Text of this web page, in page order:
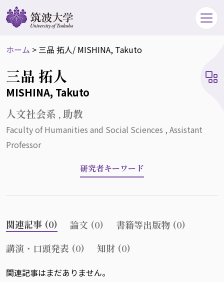
ホーム > 三品 拓人/ MISHINA, Takuto
三品 拓人
MISHINA, Takuto
人文社会系 , 助教
Faculty of Humanities and Social Sciences , Assistant
Professor
研究者キーワード
関連記事 (0) 論文 (0)
書籍等出版物 (0)
講演・口頭発表 (0)
知財 (0)
関連記事はまだありません。